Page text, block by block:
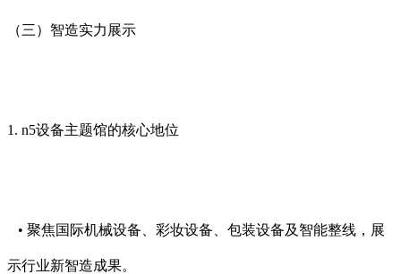
（三）智造实力展示
1. n5设备主题馆的核心地位
• 聚焦国际机械设备、彩妆设备、包装设备及智能整线，展
示行业新智造成果。